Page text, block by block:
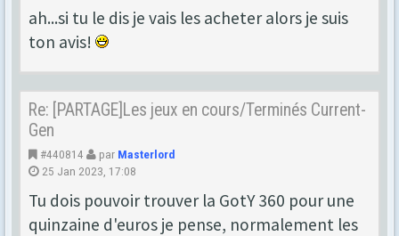
ah...si tu le dis je vais les acheter alors je suis
ton avis!
Re: [PARTAGE]Les jeux en cours/Terminés Current-
Gen
#440814 par Masterlord
25 Jan 2023, 17:08
Tu dois pouvoir trouver la GotY 360 pour une
quinzaine d'euros je pense, normalement les